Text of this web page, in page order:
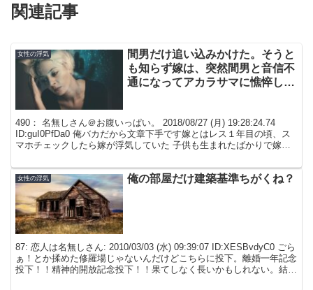
関連記事
女性の浮気
間男だけ追い込みかけた。そうと
も知らず嫁は、突然間男と音信不
通になってアカラサマに憔悴して
490： 名無しさん＠お腹いっぱい。 2018/08/27 (月) 19:28:24.74
ID:guI0PfDa0 俺バカだから文章下手です嫁とはレス１年目の頃、ス
マホチェックしたら嫁が浮気していた 子供も生まれたばかりで嫁と
女性の浮気 俺の部屋だけ建築基準ちがくね？
87: 恋人は名無しさん: 2010/03/03 (水) 09:39:07 ID:XESBvdyC0 ごら
ぁ！とか揉めた修羅場じゃないんだけどこちらに投下。離婚一年記念
投下！！精神的開放記念投下！！果てしなく長いかもしれない。結婚